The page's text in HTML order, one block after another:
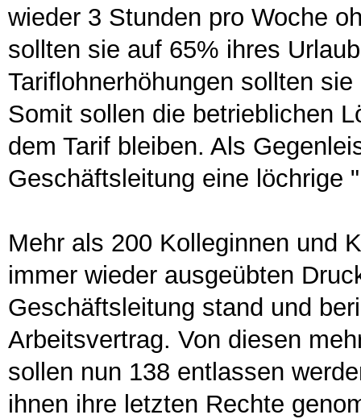
wieder 3 Stunden pro Woche
sollten sie auf 65% ihres
Tariflohnerhöhungen sollten
Somit sollen die betrieblichen
dem Tarif bleiben. Als
Geschäftsleitung eine löchrige
Mehr als 200 Kolleginnen und
immer wieder ausgeübten
Geschäftsleitung stand und
Arbeitsvertrag. Von diesen
sollen nun 138 entlassen
ihnen ihre letzten Rechte